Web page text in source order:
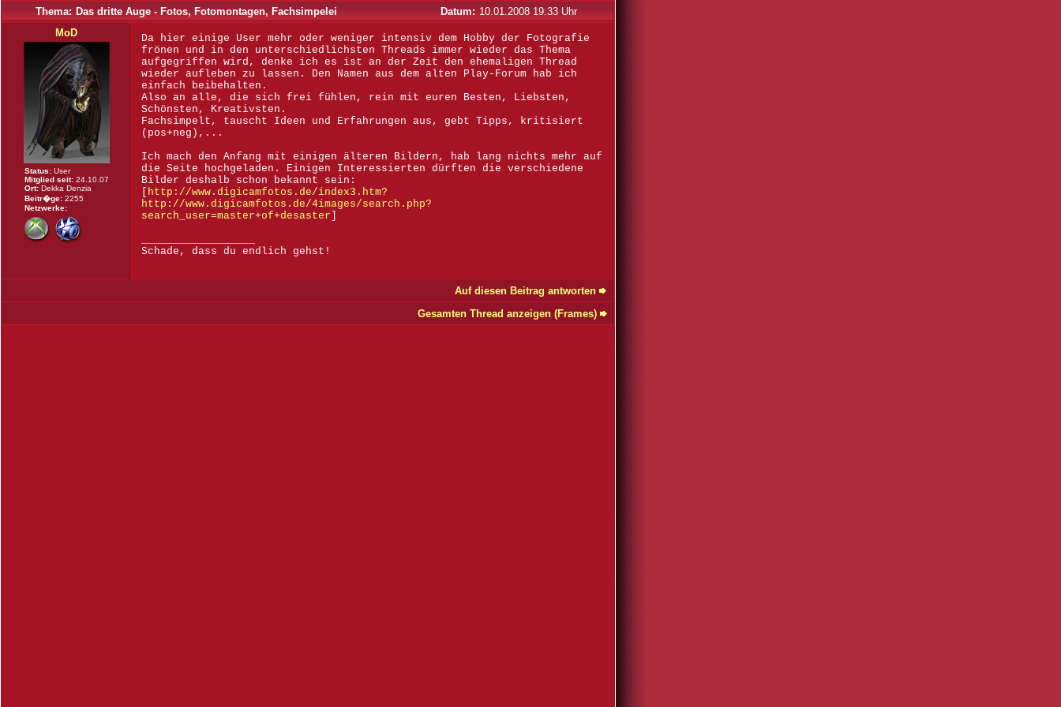
Thema: Das dritte Auge - Fotos, Fotomontagen, Fachsimpelei Datum: 10.01.2008 19:33 Uhr
MoD
Status: User
Mitglied seit: 24.10.07
Ort: Dekka Denzia
Beitr�ge: 2255
Netzwerke:
Da hier einige User mehr oder weniger intensiv dem Hobby der Fotografie
frönen und in den unterschiedlichsten Threads immer wieder das Thema
aufgegriffen wird, denke ich es ist an der Zeit den ehemaligen Thread
wieder aufleben zu lassen. Den Namen aus dem alten Play-Forum hab ich
einfach beibehalten.
Also an alle, die sich frei fühlen, rein mit euren Besten, Liebsten,
Schönsten, Kreativsten.
Fachsimpelt, tauscht Ideen und Erfahrungen aus, gebt Tipps, kritisiert
(pos+neg),...
Ich mach den Anfang mit einigen älteren Bildern, hab lang nichts mehr auf
die Seite hochgeladen. Einigen Interessierten dürften die verschiedene
Bilder deshalb schon bekannt sein:
http://www.digicamfotos.de/index3.htm?
http://www.digicamfotos.de/4images/search.php?
search_user=master+of+desaster
Schade, dass du endlich gehst!
Auf diesen Beitrag antworten
Gesamten Thread anzeigen (Frames)